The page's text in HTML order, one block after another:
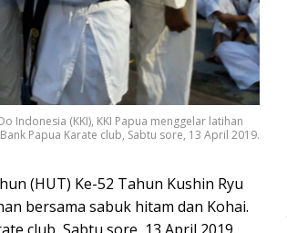
Indonesia (KKI), KKI Papua menggelar latihan
Papua Karate club, Sabtu sore, 13 April 2019.
(HUT) Ke-52 Tahun Kushin Ryu
bersama sabuk hitam dan Kohai.